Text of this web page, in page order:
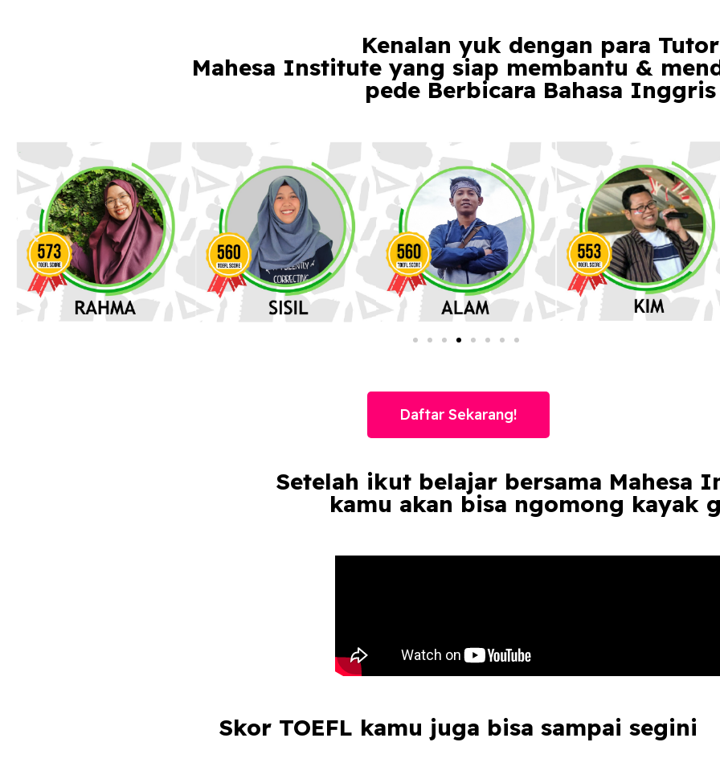
Kenalan yuk dengan para Tutor
Mahesa Institute yang siap membantu &
pede Berbicara Bahasa Inggris
Daftar Sekarang!
Setelah ikut belajar bersama Mahesa
kamu akan bisa ngomong kayak
Skor TOEFL kamu juga bisa sampai segini